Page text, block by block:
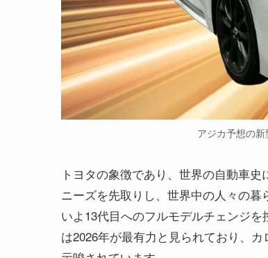
アジカ予想の
トヨタの象徴であり、世界の自動車
ニーズを先取りし、世界中の人々の
いよ13代目へのフルモデルチェンジ
は2026年が最有力と見られており、